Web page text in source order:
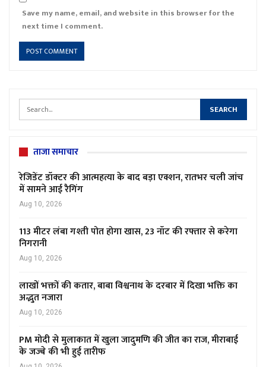
Save my name, email, and website in this browser for the
next time I comment.
ताजा समाचार
रेजिडेंट डॉक्टर की आत्महत्या के बाद बड़ा एक्शन, रातभर चली जांच
में सामने आई रैगिंग
Aug 10, 2026
113 मीटर लंबा गश्ती पोत होगा खास, 23 नॉट की रफ्तार से करेगा
निगरानी
Aug 10, 2026
लाखों भक्तों की कतार, बाबा विश्वनाथ के दरबार में दिखा भक्ति का
अद्भुत नजारा
Aug 10, 2026
PM मोदी से मुलाकात में खुला जादुमणि की जीत का राज, मीराबाई
के जज्बे की भी हुई तारीफ